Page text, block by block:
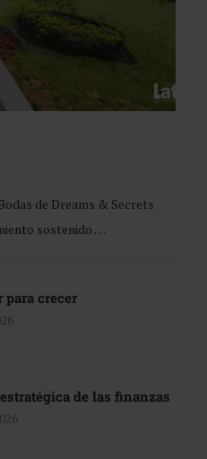
de Dreams & Secrets
sostenido …
para crecer
de las finanzas